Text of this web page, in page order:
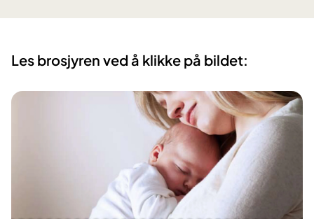
Les brosjyren ved å klikke på bildet: